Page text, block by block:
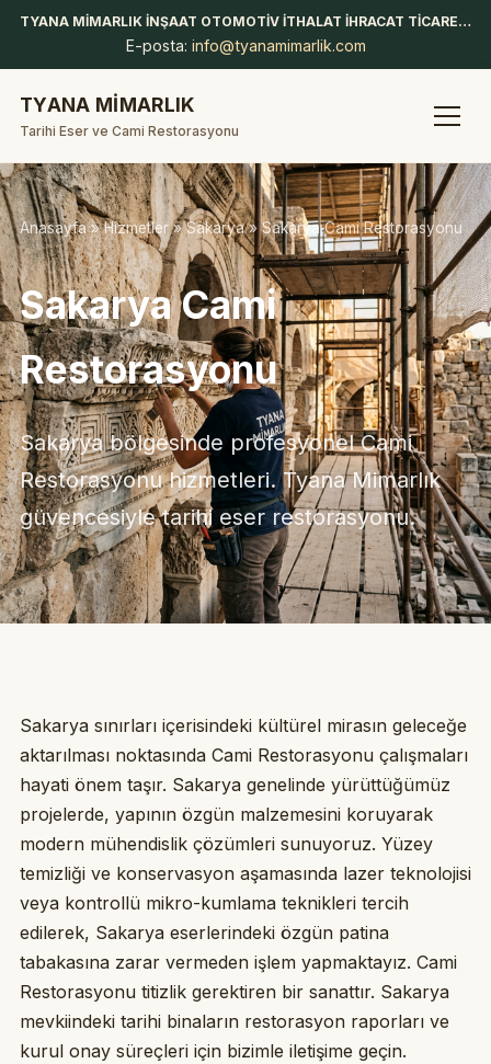
TYANA MİMARLIK İNŞAAT OTOMOTİV İTHALAT İHRACAT TİCARET LİMİTED ŞİRKETİ
E-posta: info@tyanamimarlik.com
TYANA MİMARLIK
Tarihi Eser ve Cami Restorasyonu
Anasayfa»Hizmetler»Sakarya» Sakarya Cami Restorasyonu
Sakarya Cami
Restorasyonu
Sakarya bölgesinde profesyonel Cami
Restorasyonu hizmetleri. Tyana Mimarlık
güvencesiyle tarihi eser restorasyonu.
Sakarya sınırları içerisindeki kültürel mirasın geleceğe
aktarılması noktasında Cami Restorasyonu çalışmaları
hayati önem taşır. Sakarya genelinde yürüttüğümüz
projelerde, yapının özgün malzemesini koruyarak
modern mühendislik çözümleri sunuyoruz. Yüzey
temizliği ve konservasyon aşamasında lazer teknolojisi
veya kontrollü mikro-kumlama teknikleri tercih
edilerek, Sakarya eserlerindeki özgün patina
tabakasına zarar vermeden işlem yapmaktayız. Cami
Restorasyonu titizlik gerektiren bir sanattır. Sakarya
mevkiindeki tarihi binaların restorasyon raporları ve
kurul onay süreçleri için bizimle iletişime geçin.